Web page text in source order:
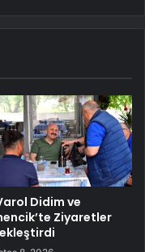
Didim ve
Ziyaretler